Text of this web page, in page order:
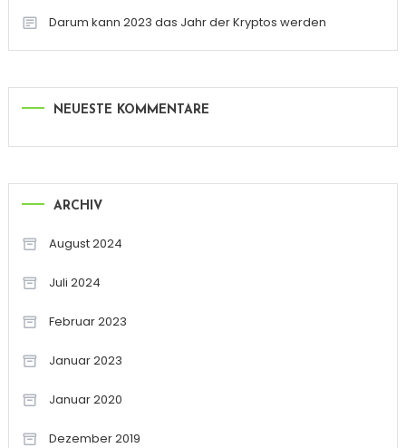
Darum kann 2023 das Jahr der Kryptos werden
NEUESTE KOMMENTARE
ARCHIV
August 2024
Juli 2024
Februar 2023
Januar 2023
Januar 2020
Dezember 2019